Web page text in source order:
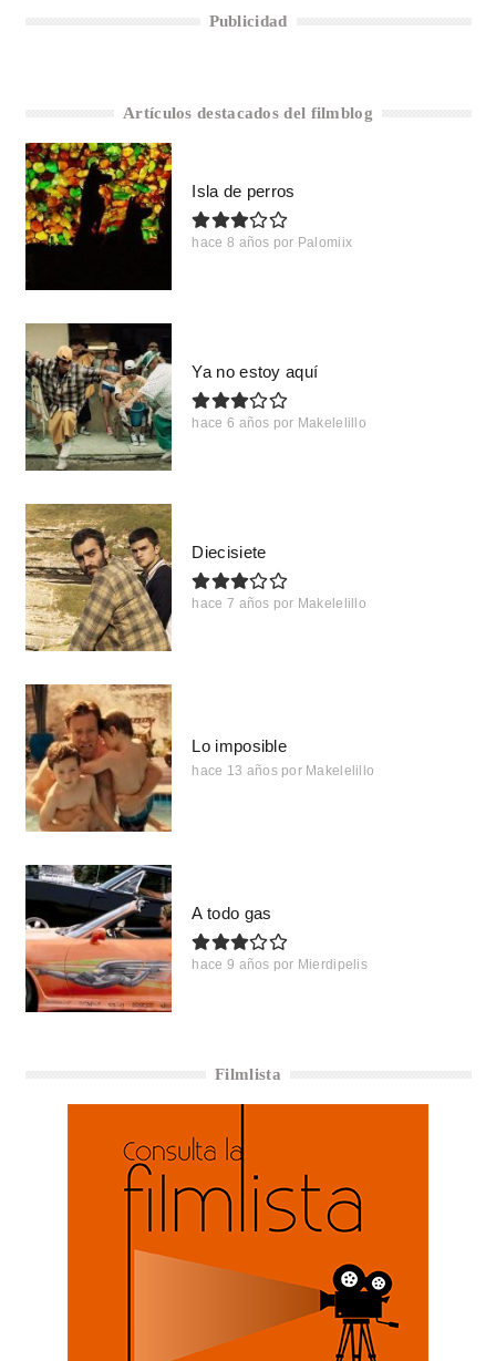
Publicidad
Artículos destacados del filmblog
Isla de perros
hace 8 años por Palomiix
Ya no estoy aquí
hace 6 años por Makelelillo
Diecisiete
hace 7 años por Makelelillo
Lo imposible
hace 13 años por Makelelillo
A todo gas
hace 9 años por Mierdipelis
Filmlista